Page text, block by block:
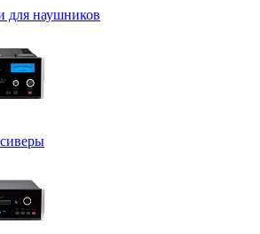
для наушников